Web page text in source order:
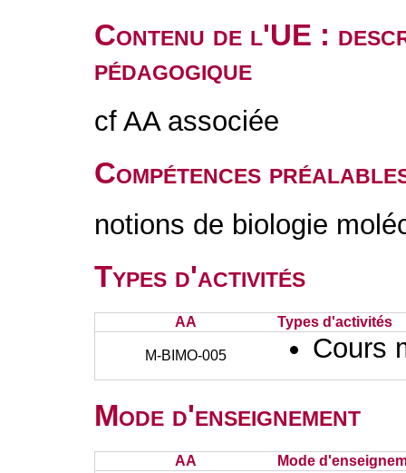
Contenu de l'UE :
pédagogique
cf AA associée
Compétences
notions de biologie
Types d'activités
AA Types d'activités
M-BIMO-005 Cours
Mode d'enseignement
AA Mode